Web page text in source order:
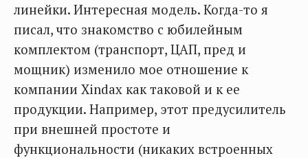
линейки. Интересная модель. Когда-то я
писал, что знакомство с юбилейным
комплектом (транспорт, ЦАП, пред и
мощник) изменило мое отношение к
компании Xindax как таковой и к ее
продукции. Например, этот предусилитель
при внешней простоте и
функциональности (никаких встроенных